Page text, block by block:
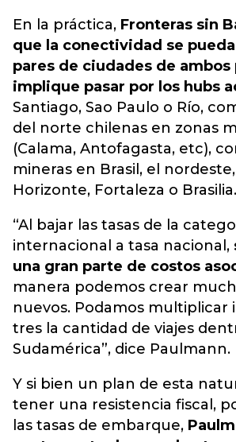
En la práctica, Fronteras sin
que la conectividad se
pares de ciudades de ambos
implique pasar por los hubs
Santiago, Sao Paulo o Río,
del norte chilenas en zonas
(Calama, Antofagasta, etc),
mineras en Brasil, el
Horizonte, Fortaleza o Brasilia.
“Al bajar las tasas de la
internacional a tasa nacional,
una gran parte de costos
manera podemos crear
nuevos. Podamos multiplicar
tres la cantidad de viajes
Sudamérica”, dice Paulmann.
Y si bien un plan de esta
tener una resistencia fiscal,
las tasas de embarque,